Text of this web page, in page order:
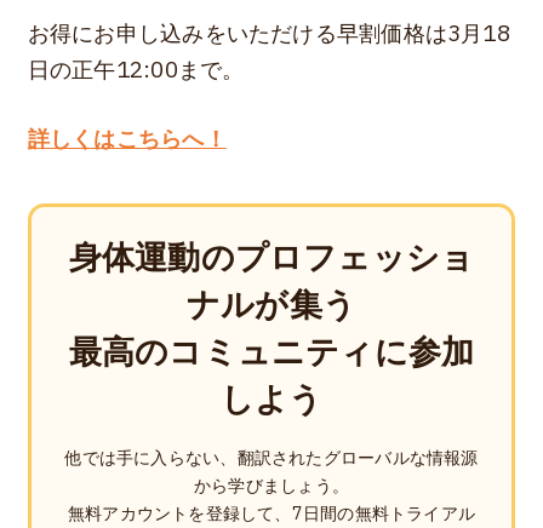
お得にお申し込みをいただける早割価格は3月18
日の正午12:00まで。
詳しくはこちらへ！
身体運動のプロフェッショ
ナルが集う
最高のコミュニティに参加
しよう
他では手に入らない、翻訳されたグローバルな情報源
から学びましょう。
無料アカウントを登録して、7日間の無料トライアル